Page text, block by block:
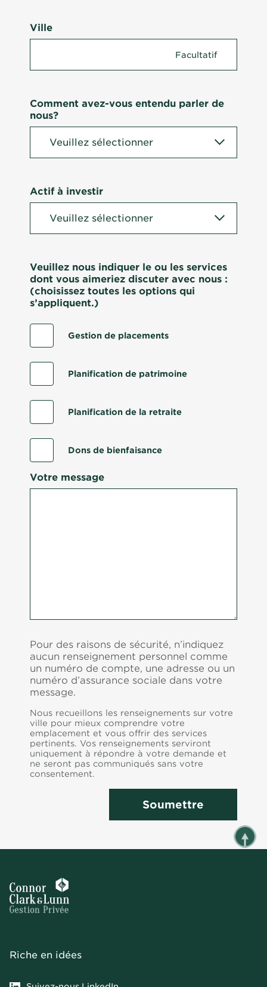
Ville
Comment avez-vous entendu parler de
nous?
Actif à investir
Veuillez nous indiquer le ou les services
dont vous aimeriez discuter avec nous :
(choisissez toutes les options qui
s’appliquent.)
Gestion de placements
Planification de patrimoine
Planification de la retraite
Dons de bienfaisance
Votre message
Pour des raisons de sécurité, n’indiquez
aucun renseignement personnel comme
un numéro de compte, une adresse ou un
numéro d’assurance sociale dans votre
message.
Nous recueillons les renseignements sur votre
ville pour mieux comprendre votre
emplacement et vous offrir des services
pertinents. Vos renseignements serviront
uniquement à répondre à votre demande et
ne seront pas communiqués sans votre
consentement.
Soumettre
Riche en idées